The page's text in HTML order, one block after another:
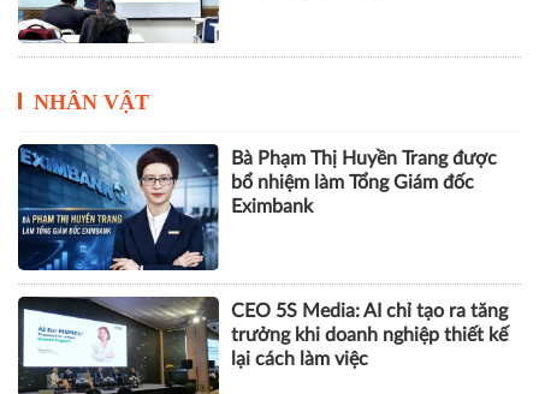
có 1 năm kinh nghiệm làm việc
trước khi nhận bằng
NHÂN VẬT
Bà Phạm Thị Huyền Trang được
bổ nhiệm làm Tổng Giám đốc
Eximbank